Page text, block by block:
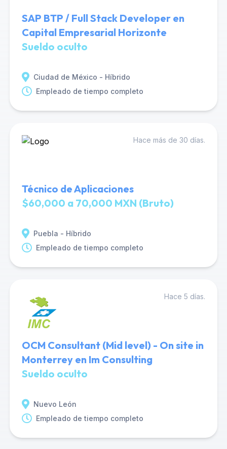
SAP BTP / Full Stack Developer en
Capital Empresarial Horizonte
Sueldo oculto
Ciudad de México - Híbrido
Empleado de tiempo completo
Hace más de 30 días.
Técnico de Aplicaciones
$60,000 a 70,000 MXN (Bruto)
Puebla - Híbrido
Empleado de tiempo completo
Hace 5 días.
OCM Consultant (Mid level) - On site in
Monterrey en Im Consulting
Sueldo oculto
Nuevo León
Empleado de tiempo completo